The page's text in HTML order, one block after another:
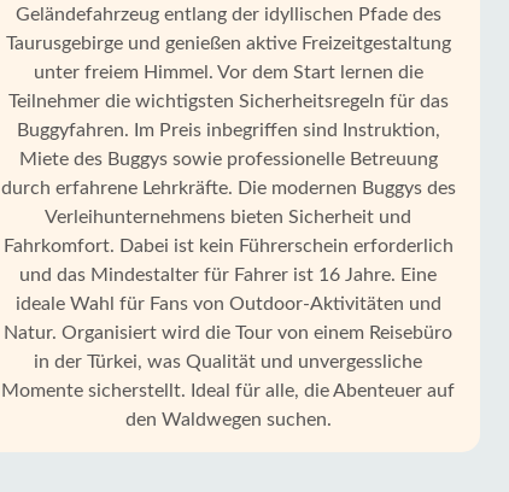
Geländefahrzeug entlang der idyllischen Pfade des
Taurusgebirge und genießen aktive Freizeitgestaltung
unter freiem Himmel. Vor dem Start lernen die
Teilnehmer die wichtigsten Sicherheitsregeln für das
Buggyfahren. Im Preis inbegriffen sind Instruktion,
Miete des Buggys sowie professionelle Betreuung
durch erfahrene Lehrkräfte. Die modernen Buggys des
Verleihunternehmens bieten Sicherheit und
Fahrkomfort. Dabei ist kein Führerschein erforderlich
und das Mindestalter für Fahrer ist 16 Jahre. Eine
ideale Wahl für Fans von Outdoor-Aktivitäten und
Natur. Organisiert wird die Tour von einem Reisebüro
in der Türkei, was Qualität und unvergessliche
Momente sicherstellt. Ideal für alle, die Abenteuer auf
den Waldwegen suchen.